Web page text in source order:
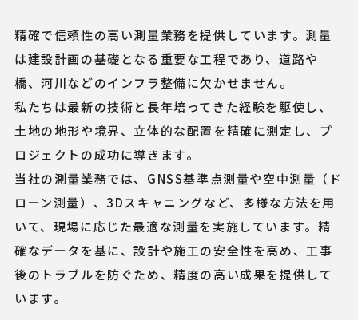
精確で信頼性の高い測量業務を提供しています。測量
は建設計画の基礎となる重要な工程であり、道路や
橋、河川などのインフラ整備に欠かせません。
私たちは最新の技術と長年培ってきた経験を駆使し、
土地の地形や境界、立体的な配置を精確に測定し、プ
ロジェクトの成功に導きます。
当社の測量業務では、GNSS基準点測量や空中測量（ド
ローン測量）、3Dスキャニングなど、多様な方法を用
いて、現場に応じた最適な測量を実施しています。精
確なデータを基に、設計や施工の安全性を高め、工事
後のトラブルを防ぐため、精度の高い成果を提供して
います。